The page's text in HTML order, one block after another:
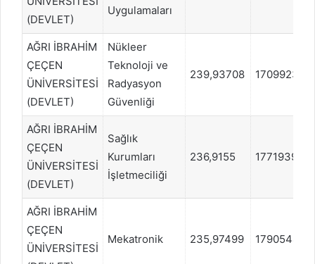
(DEVLET)
Uygulamaları
AĞRI İBRAHİM
ÇEÇEN
ÜNİVERSİTESİ
(DEVLET)
Nükleer
Teknoloji ve
Radyasyon
Güvenliği
239,93708 1709923
AĞRI İBRAHİM
ÇEÇEN
ÜNİVERSİTESİ
(DEVLET)
Sağlık
Kurumları
İşletmeciliği
236,9155 1771939
AĞRI İBRAHİM
ÇEÇEN
ÜNİVERSİTESİ
Mekatronik 235,97499 1790544